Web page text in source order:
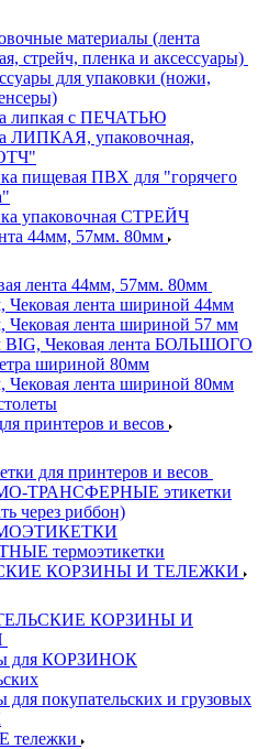
материалы (лента
стрейч, пленка и аксессуары)
для упаковки (ножи,
липкая с ПЕЧАТЬЮ
ЛИПКАЯ, упаковочная,
пищевая ПВХ для "горячего
упаковочная СТРЕЙЧ
44мм, 57мм. 80мм
лента 44мм, 57мм. 80мм
Чековая лента шириной 44мм
Чековая лента шириной 57 мм
BIG, Чековая лента БОЛЬШОГО
шириной 80мм
Чековая лента шириной 80мм
принтеров и весов
для принтеров и весов
ТРАНСФЕРНЫЕ этикетки
через риббон)
термоэтикетки
КОРЗИНЫ И ТЕЛЕЖКИ
КОРЗИНЫ И
для КОРЗИНОК
для покупательских и грузовых